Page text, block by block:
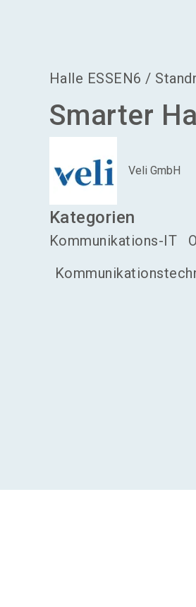
Halle ESSEN6 /
Smarter
Veli GmbH
Kategorien
Kommunikations-IT